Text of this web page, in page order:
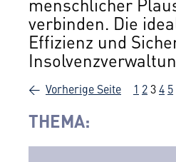
verbinden. Die
Effizienz und
← Vorherige Seite 1 234 5
THEMA: